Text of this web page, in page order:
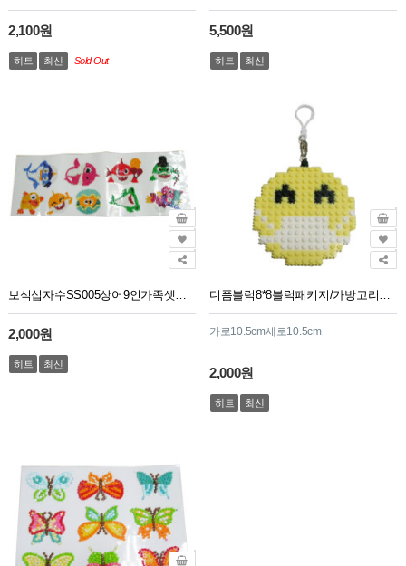
2,100원
히트 최신 Sold Out
5,500원
히트 최신
2,000원
히트 최신
가로10.5cm세로10.5cm
2,000원
히트 최신